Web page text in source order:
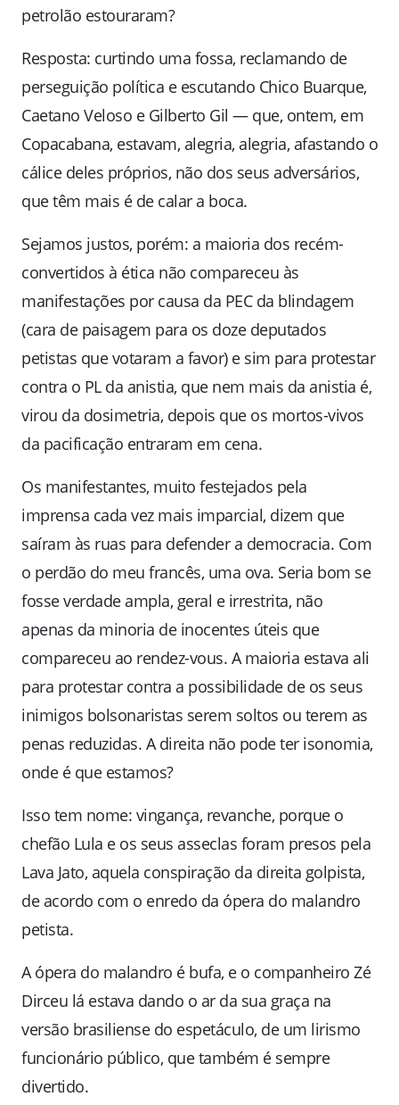
petrolão estouraram?
Resposta: curtindo uma fossa, reclamando de
perseguição política e escutando Chico Buarque,
Caetano Veloso e Gilberto Gil — que, ontem, em
Copacabana, estavam, alegria, alegria, afastando o
cálice deles próprios, não dos seus adversários,
que têm mais é de calar a boca.
Sejamos justos, porém: a maioria dos recém-
convertidos à ética não compareceu às
manifestações por causa da PEC da blindagem
(cara de paisagem para os doze deputados
petistas que votaram a favor) e sim para protestar
contra o PL da anistia, que nem mais da anistia é,
virou da dosimetria, depois que os mortos-vivos
da pacificação entraram em cena.
Os manifestantes, muito festejados pela
imprensa cada vez mais imparcial, dizem que
saíram às ruas para defender a democracia. Com
o perdão do meu francês, uma ova. Seria bom se
fosse verdade ampla, geral e irrestrita, não
apenas da minoria de inocentes úteis que
compareceu ao rendez-vous. A maioria estava ali
para protestar contra a possibilidade de os seus
inimigos bolsonaristas serem soltos ou terem as
penas reduzidas. A direita não pode ter isonomia,
onde é que estamos?
Isso tem nome: vingança, revanche, porque o
chefão Lula e os seus asseclas foram presos pela
Lava Jato, aquela conspiração da direita golpista,
de acordo com o enredo da ópera do malandro
petista.
A ópera do malandro é bufa, e o companheiro Zé
Dirceu lá estava dando o ar da sua graça na
versão brasiliense do espetáculo, de um lirismo
funcionário público, que também é sempre
divertido.